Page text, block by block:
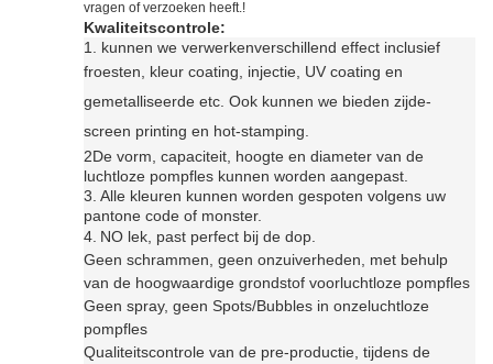
vragen of verzoeken heeft.!
Kwaliteitscontrole:
1. kunnen we verwerkenverschillend effect inclusief
froesten, kleur coating, injectie, UV coating en
gemetalliseerde etc. Ook kunnen we bieden zijde-
screen printing en hot-stamping.
2De vorm, capaciteit, hoogte en diameter van de
luchtloze pompfles kunnen worden aangepast.
3. Alle kleuren kunnen worden gespoten volgens uw
pantone code of monster.
4. NO lek, past perfect bij de dop.
Geen schrammen, geen onzuiverheden, met behulp
van de hoogwaardige grondstof voorluchtloze pompfles
Geen spray, geen Spots/Bubbles in onzeluchtloze
pompfles
Qualiteitscontrole van de pre-productie, tijdens de